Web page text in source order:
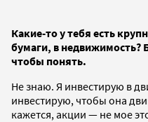
Какие-то у тебя есть
бумаги, в недвижимость?
чтобы понять.
Не знаю. Я инвестирую в
инвестирую, чтобы она
кажется, акции — не мое